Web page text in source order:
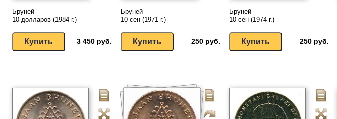
Бруней
10 долларов (1984 г.)
3 450 руб.
Бруней
10 сен (1971 г.)
250 руб.
Бруней
10 сен (1974 г.)
250 руб.